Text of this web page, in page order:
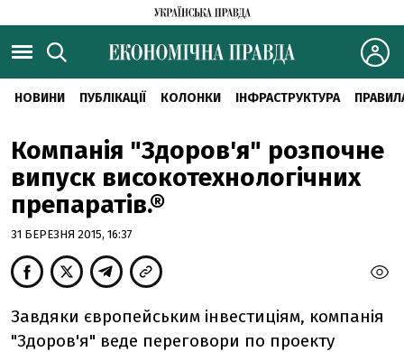
НОВИНИ ПУБЛІКАЦІЇ КОЛОНКИ ІНФРАСТРУКТУРА
Компанія "Здоров'я" розпочне
випуск високотехнологічних
препаратів.®
31 БЕРЕЗНЯ 2015, 16:37
Завдяки європейським інвестиціям, компанія
"Здоров'я" веде переговори по проекту